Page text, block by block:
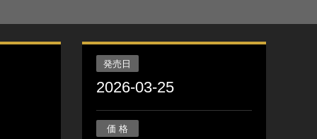
発売日
2026-03-25
価 格